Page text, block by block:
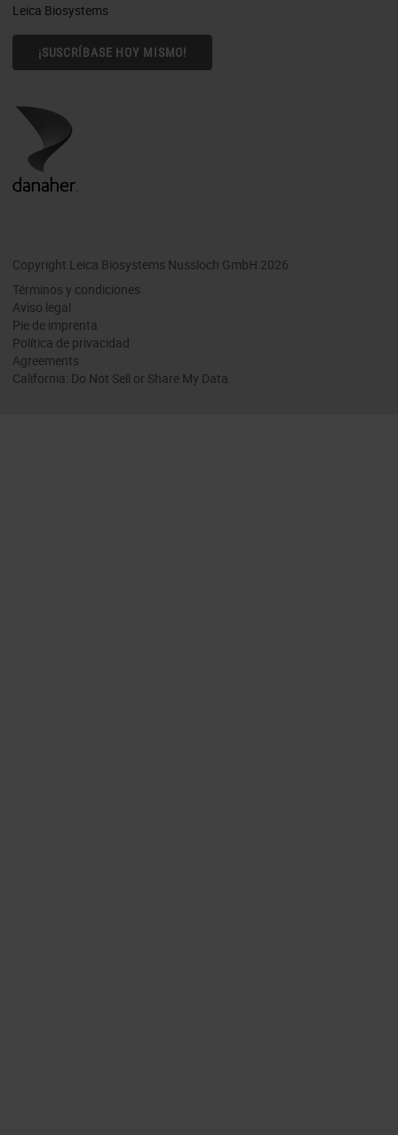
Leica Biosystems
¡SUSCRÍBASE HOY MISMO!
Copyright Leica Biosystems Nussloch GmbH 2026
Términos y condiciones
Aviso legal
Pie de imprenta
Política de privacidad
Agreements
California: Do Not Sell or Share My Data.